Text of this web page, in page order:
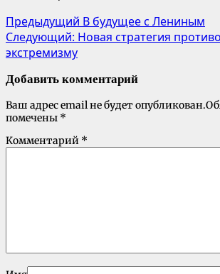
Предыдущий В будущее с Лениным
Следующий: Новая стратегия
экстремизму
Добавить комментарий
Ваш адрес email не будет опубликован.
помечены *
Комментарий *